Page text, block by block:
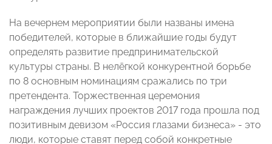
На вечернем мероприятии были названы имена
победителей, которые в ближайшие годы будут
определять развитие предпринимательской
культуры страны. В нелёгкой конкурентной борьбе
по 8 основным номинациям сражались по три
претендента. Торжественная церемония
награждения лучших проектов 2017 года прошла под
позитивным девизом «Россия глазами бизнеса» - это
люди, которые ставят перед собой конкретные